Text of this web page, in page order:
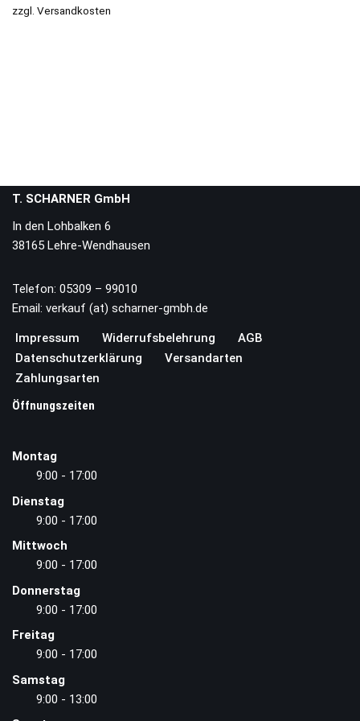
zzgl. Versandkosten
T. SCHARNER GmbH
In den Lohbalken 6
38165 Lehre-Wendhausen
Telefon: 05309 – 99010
Email: verkauf (at) scharner-gmbh.de
Impressum Widerrufsbelehrung
AGB
Datenschutzerklärung
Versandarten
Zahlungsarten
Öffnungszeiten
Montag
9:00 - 17:00
Dienstag
9:00 - 17:00
Mittwoch
9:00 - 17:00
Donnerstag
9:00 - 17:00
Freitag
9:00 - 17:00
Samstag
9:00 - 13:00